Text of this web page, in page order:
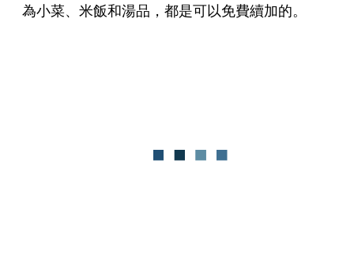
為小菜、米飯和湯品，都是可以免費續加的。